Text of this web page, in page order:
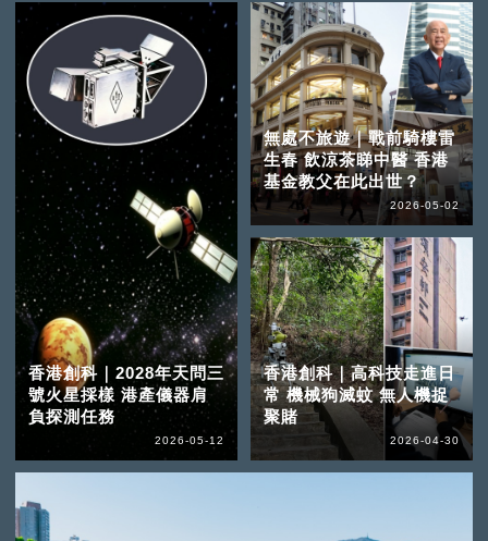
香港創科｜2028年天問三
號火星採樣 港產儀器肩
負探測任務
2026-05-12
無處不旅遊｜戰前騎樓雷
生春 飲涼茶睇中醫 香港
基金教父在此出世？
2026-05-02
香港創科｜高科技走進日
常 機械狗滅蚊 無人機捉
聚賭
2026-04-30